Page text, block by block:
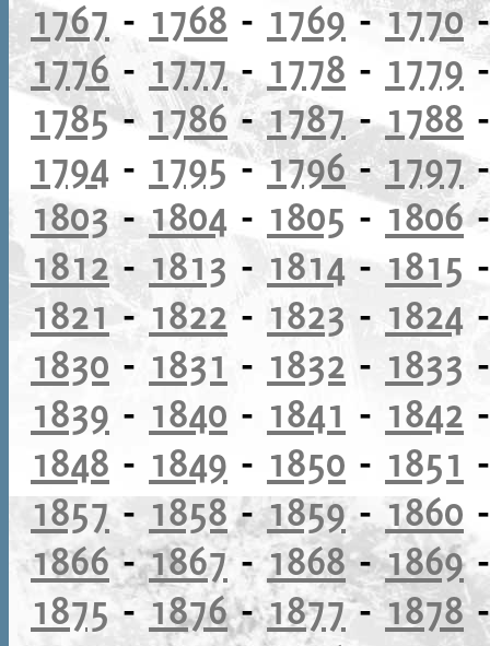
1767 - 1768 - 1769- 1770
1776 - 1777- 1778 - 1779
1785- 1786-1787-1788
1794 - 1795-1796-1797
1803- 1804 - 1805 -1806
1812- 1813 - 1814 - 1815
1821-1822 - 1823 - 1824
1830 - 1831 - 1832 - 1833
1839 - 1840 - 1841 - 1842
1848 - 1849 - 1850 - 1851
1857-1858-1859- 1860
1866-1867-1868-1869
1875 -1876-1877-1878